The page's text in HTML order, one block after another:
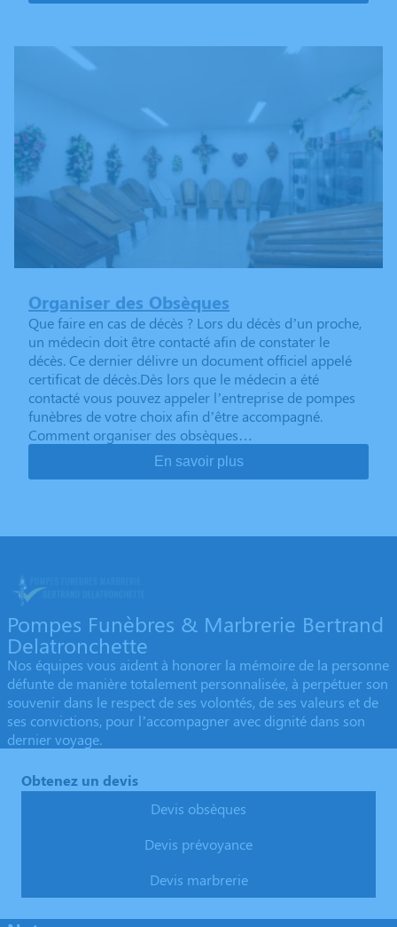
Organiser des Obsèques
Que faire en cas de décès ? Lors du décès d’un proche,
un médecin doit être contacté afin de constater le
décès. Ce dernier délivre un document officiel appelé
certificat de décès.Dès lors que le médecin a été
contacté vous pouvez appeler l’entreprise de pompes
funèbres de votre choix afin d’être accompagné.
Comment organiser des obsèques…
En savoir plus
Pompes Funèbres & Marbrerie Bertrand
Delatronchette
Nos équipes vous aident à honorer la mémoire de la personne
défunte de manière totalement personnalisée, à perpétuer son
souvenir dans le respect de ses volontés, de ses valeurs et de
ses convictions, pour l’accompagner avec dignité dans son
dernier voyage.
Obtenez un devis
Devis obsèques
Devis prévoyance
Devis marbrerie